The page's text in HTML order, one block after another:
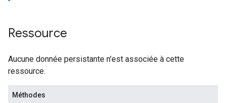
Ressource
Aucune donnée persistante n'est associée à cette
ressource.
Méthodes